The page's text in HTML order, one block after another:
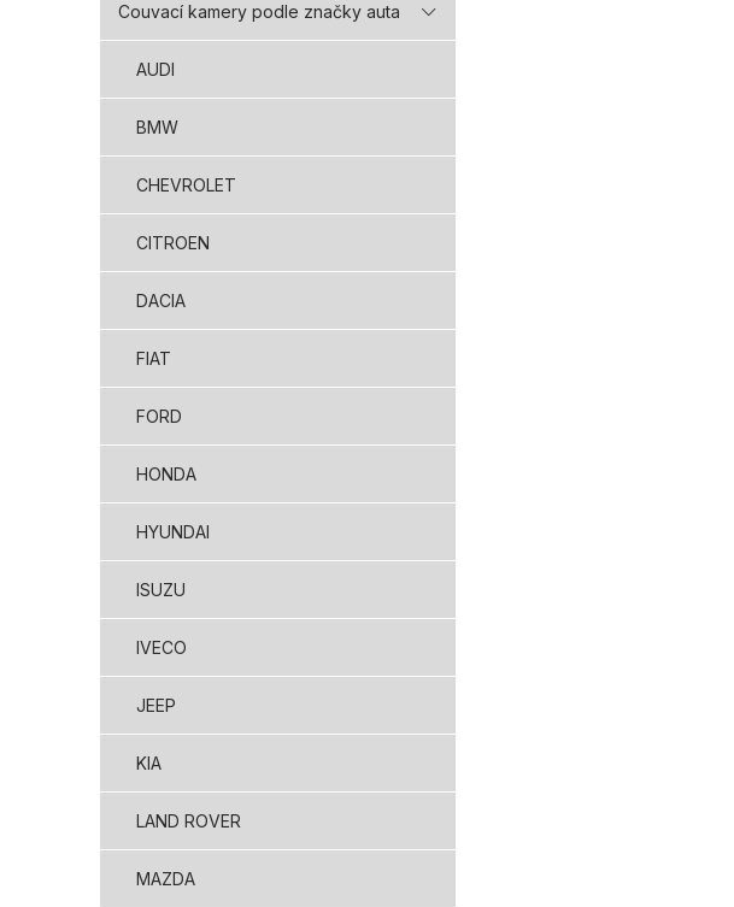
Couvací kamery podle značky auta
AUDI
BMW
CHEVROLET
CITROEN
DACIA
FIAT
FORD
HONDA
HYUNDAI
ISUZU
IVECO
JEEP
KIA
LAND ROVER
MAZDA